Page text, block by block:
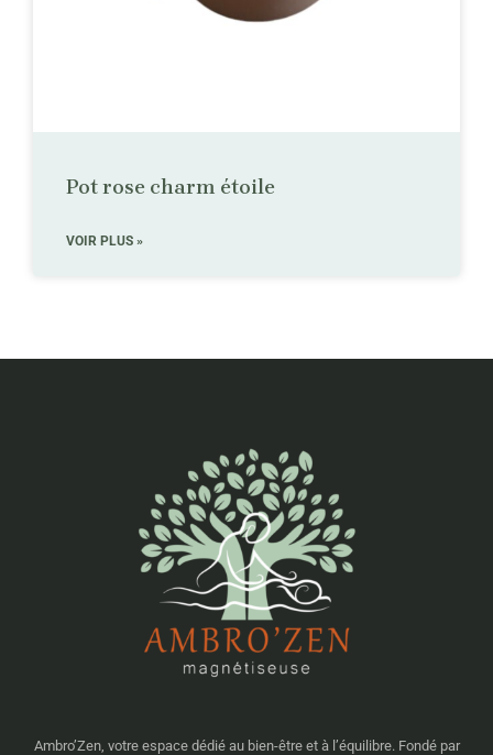
Pot rose charm étoile
VOIR PLUS »
Ambro’Zen, votre espace dédié au bien-être et à l’équilibre. Fondé par